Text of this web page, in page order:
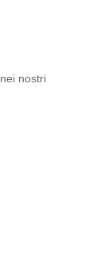
nostri